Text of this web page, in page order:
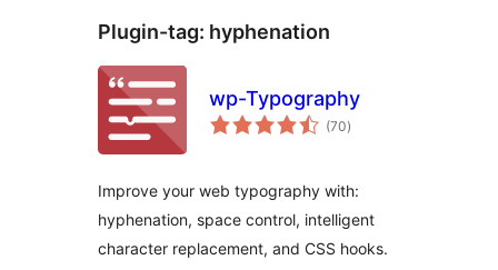
Plugin-tag: hyphenation
wp-Typography
(70totale
bedømmelser
)
Improve your web typography with:
hyphenation, space control, intelligent
character replacement, and CSS hooks.